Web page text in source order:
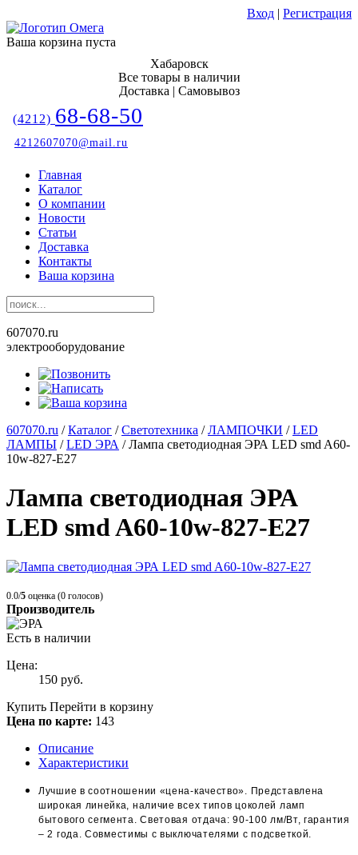
Вход | Регистрация
Ваша корзина пуста
Хабаровск
Все товары в наличии
Доставка | Самовывоз
(4212) 68-68-50
4212607070@mail.ru
Главная
Каталог
О компании
Новости
Статьи
Доставка
Контакты
Ваша корзина
607070.ru
электрооборудование
607070.ru /Каталог /Светотехника /ЛАМПОЧКИ /LED
ЛАМПЫ /LED ЭРА /Лампа светодиодная ЭРА LED smd A60-
10w-827-E27
Лампа светодиодная ЭРА
LED smd A60-10w-827-E27
0.0/5 оценка (0 голосов)
Производитель
Есть в наличии
Цена:
150 руб.
Купить Перейти в корзину
Цена по карте: 143
Описание
Характеристики
Лучшие в соотношении «цена-качество». Представлена
широкая линейка, наличие всех типов цоколей ламп
бытового сегмента. Световая отдача: 90-100 лм/Вт, гарантия
– 2 года. Совместимы с выключателями с подсветкой.